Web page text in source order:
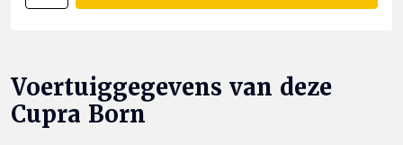
Voertuiggegevens van deze
Cupra Born